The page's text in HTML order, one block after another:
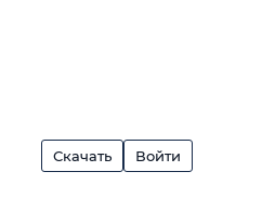
Скачать Войти